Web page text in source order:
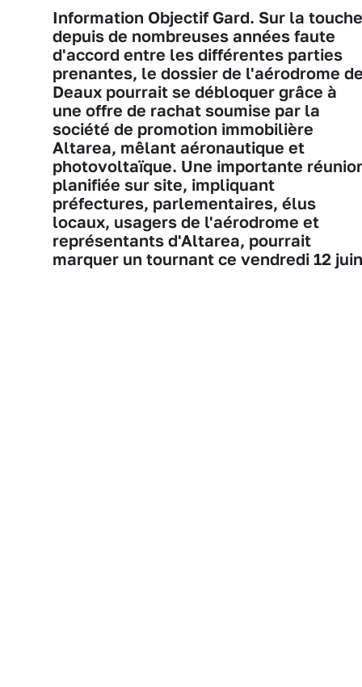
Information Objectif Gard. Sur la touche
depuis de nombreuses années faute
d'accord entre les différentes parties
prenantes, le dossier de l'aérodrome
Deaux pourrait se débloquer grâce à
une offre de rachat soumise par la
société de promotion immobilière
Altarea, mêlant aéronautique et
photovoltaïque. Une importante
planifiée sur site, impliquant
préfectures, parlementaires, élus
locaux, usagers de l'aérodrome et
représentants d'Altarea, pourrait
marquer un tournant ce vendredi 12